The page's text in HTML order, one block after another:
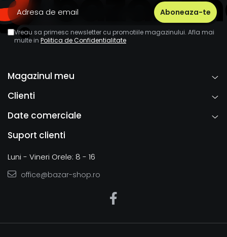
Vreau sa primesc newsletter cu promotiile magazinului. Afla mai
multe in Politica de Confidentialitate
Magazinul meu
Clienti
Date comerciale
Suport clienti
Luni - Vineri Orele: 8 - 16
office@bazar-shop.ro